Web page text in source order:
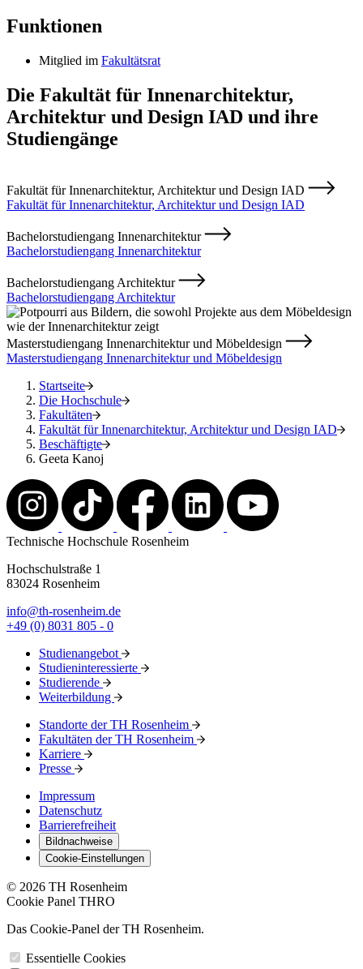
Funktionen
Mitglied im Fakultätsrat
Die Fakultät für Innenarchitektur,
Architektur und Design IAD und ihre
Studiengänge
Fakultät für Innenarchitektur, Architektur und Design IAD
Fakultät für Innenarchitektur, Architektur und Design IAD
Bachelorstudiengang Innenarchitektur
Bachelorstudiengang Innenarchitektur
Bachelorstudiengang Architektur
Bachelorstudiengang Architektur
Masterstudiengang Innenarchitektur und Möbeldesign
Masterstudiengang Innenarchitektur und Möbeldesign
Startseite
Die Hochschule
Fakultäten
Fakultät für Innenarchitektur, Architektur und Design IAD
Beschäftigte
Geeta Kanoj
Technische Hochschule Rosenheim
Hochschulstraße 1
83024 Rosenheim
info@th-rosenheim.de
+49 (0) 8031 805 - 0
Studienangebot
Studieninteressierte
Studierende
Weiterbildung
Standorte der TH Rosenheim
Fakultäten der TH Rosenheim
Karriere
Presse
Impressum
Datenschutz
Barrierefreiheit
Bildnachweise
Cookie-Einstellungen
© 2026 TH Rosenheim
Cookie Panel THRO
Das Cookie-Panel der TH Rosenheim.
Essentielle Cookies